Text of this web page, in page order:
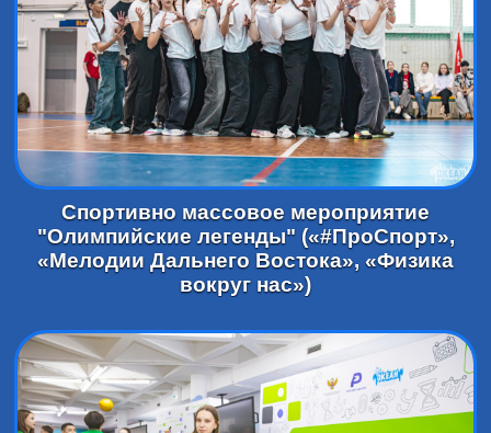
Спортивно массовое мероприятие
"Олимпийские легенды" («#ПроСпорт»,
«Мелодии Дальнего Востока», «Физика
вокруг нас»)